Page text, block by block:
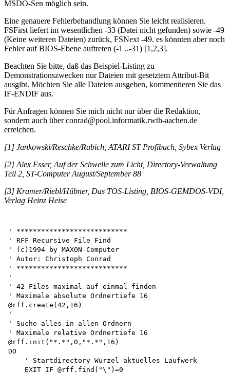
MSDO-Sen möglich sein.
Eine genauere Fehlerbehandlung können Sie leicht realisieren.
FSFirst liefert im wesentlichen -33 (Datei nicht gefunden) sowie -49
(Keine weiteren Dateien) zurück, FSNext -49. es könnten aber noch
Fehler auf BIOS-Ebene auftreten (-1 ..-31) [1,2,3].
Beachten Sie bitte, daß das Beispiel-Listing zu
Demonstrationszwecken nur Dateien mit gesetztem Attribut-Bit
ausgibt. Möchten Sie alle Dateien ausgeben, kommentieren Sie das
IF-ENDIF aus.
Für Anfragen können Sie mich nicht nur über die Redaktion,
sondern auch über conrad@pool.informatik.rwth-aachen.de
erreichen.
[1] Jankowski/Reschke/Rabich, ATARI ST Profibuch, Sybex Verlag
[2] Alex Esser, Auf der Schwelle zum Licht, Directory-Verwaltung
Teil 2, ST-Computer August/September 88
[3] Kramer/Riebl/Hübner, Das TOS-Listing, BIOS-GEMDOS-VDI,
Verlag Heinz Heise
' ***************************
' RFF Recursive File Find
' (c)1994 by MAXON-Computer
' Autor: Christoph Conrad
' ***************************
'
' 42 Files maximal auf einmal finden
' Maximale absolute Ordnertiefe 16
@rff.create(42,16)
'
' Suche alles in allen Ordnern
' Maximale relative Ordnertiefe 16
@rff.init("*.*",0,"*.*",16)
DO
    ' Startdirectory Wurzel aktuelles Laufwerk
    EXIT IF @rff.find("\")=0